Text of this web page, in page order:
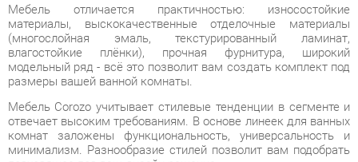
модельный ряд - всё это позволит вам создать комплект под
размеры вашей ванной комнаты.
Мебель Corozo учитывает стилевые тенденции в сегменте и
отвечает высоким требованиям. В основе линеек для ванных
комнат заложены функциональность, универсальность и
минимализм. Разнообразие стилей позволит вам подобрать
подходящее под ваш дизайн решение.
Фабрика предлагает полный спектр изделия для ванных
комнат от зеркал до корзин для белья. В
дизайне присутствуют два направления: классический и